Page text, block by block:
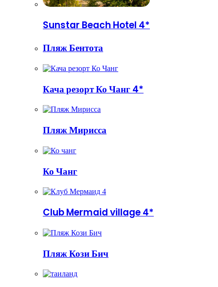
Sunstar Beach Hotel 4*
Пляж Бентота
Кача резорт Ко Чанг 4*
Пляж Мирисса
Ко Чанг
Club Mermaid village 4*
Пляж Кози Бич